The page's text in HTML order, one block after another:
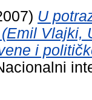
U
Vlajki,
i